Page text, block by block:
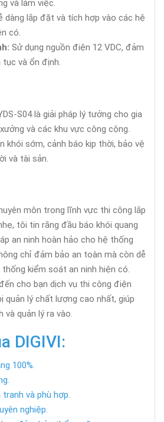
và làm việc.
dàng lắp đặt và tích hợp vào các hệ
có.
Sử dụng nguồn điện 12 VDC, đảm
và ổn định.
S04 là giải pháp lý tưởng cho gia
và các khu vực công cộng.
khói sớm, cảnh báo kịp thời, bảo vệ
và tài sản.
môn trong lĩnh vực thi công lắp
tôi tin rằng đầu báo khói quang
an ninh hoàn hảo cho hệ thống
chỉ đảm bảo an toàn mà còn dễ
kiểm soát an ninh hiện có.
cho bạn dịch vụ thi công điện
quản lý chất lượng cao nhất, giúp
và quản lý ra vào.
DIGIVI:
100%.
tranh và phù hợp.
nghiệp.